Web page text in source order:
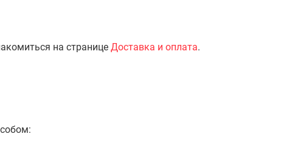
на странице Доставка и оплата.